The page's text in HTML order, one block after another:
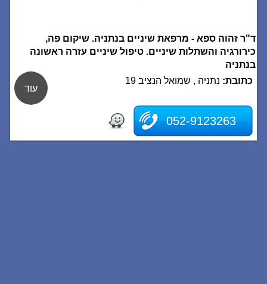
ד"ר זהוה ספא - מרפאת שיניים בנתניה. שיקום פה,
כירורגיה והשתלות שיניים. טיפול שיניים עזרה ראשונה
בנתניה
כתובת: נתניה , שמואל הנציב 19
052-9123263
עוד